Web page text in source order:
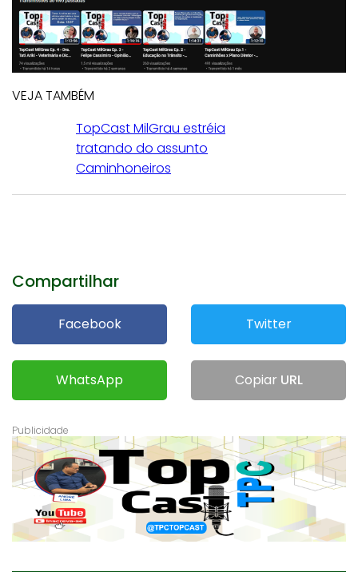
VEJA TAMBÉM
TopCast MilGrau estréia
tratando do assunto
Caminhoneiros
Compartilhar
Facebook Twitter
WhatsApp Copiar URL